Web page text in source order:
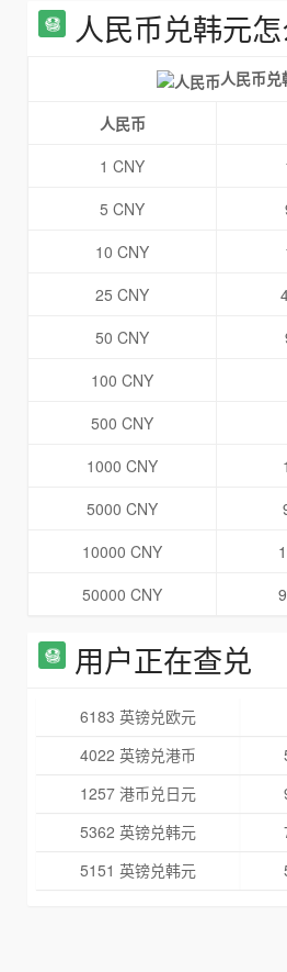
人民币兑韩元
人民币兑
人民币
1 CNY
5 CNY
10 CNY
25 CNY
50 CNY
100 CNY
500 CNY
1000 CNY
5000 CNY
10000 CNY
50000 CNY
用户正在查兑
6183 英镑兑欧元
4022 英镑兑港币
1257 港币兑日元
5362 英镑兑韩元
5151 英镑兑韩元